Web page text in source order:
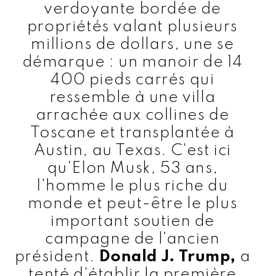
verdoyante bordée de
propriétés valant plusieurs
millions de dollars, une se
démarque : un manoir de 14
400 pieds carrés qui
ressemble à une villa
arrachée aux collines de
Toscane et transplantée à
Austin, au Texas. C'est ici
qu'Elon Musk, 53 ans,
l'homme le plus riche du
monde et peut-être le plus
important soutien de
campagne de l'ancien
président. Donald J. Trump, a